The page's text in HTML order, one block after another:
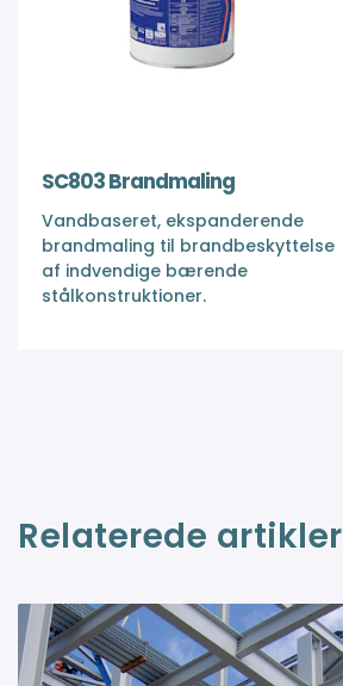
SC803 Brandmaling
Vandbaseret, ekspanderende
brandmaling til brandbeskyttelse
af indvendige bærende
stålkonstruktioner.
Relaterede artikler